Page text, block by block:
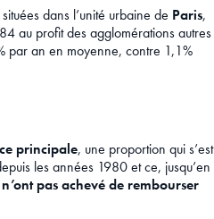
dans l’unité urbaine de Paris,
au profit des agglomérations autres
par an en moyenne, contre 1,1%
principale, une proportion qui s’est
les années 1980 et ce, jusqu’en
n’ont pas achevé de rembourser